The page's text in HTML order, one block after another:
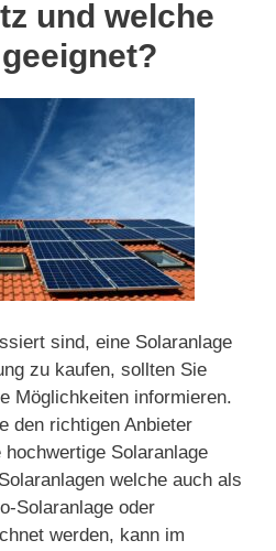
und welche
sind, eine Solaranlage
zu kaufen, sollten Sie
Möglichkeiten informieren.
den richtigen Anbieter
Solaranlage
welche auch als
Solaranlage oder
werden, kann im